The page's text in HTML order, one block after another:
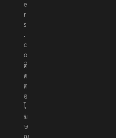
t
e
r
s
.
c
o
ติ
ด
ต่
อ
โ
ฆ